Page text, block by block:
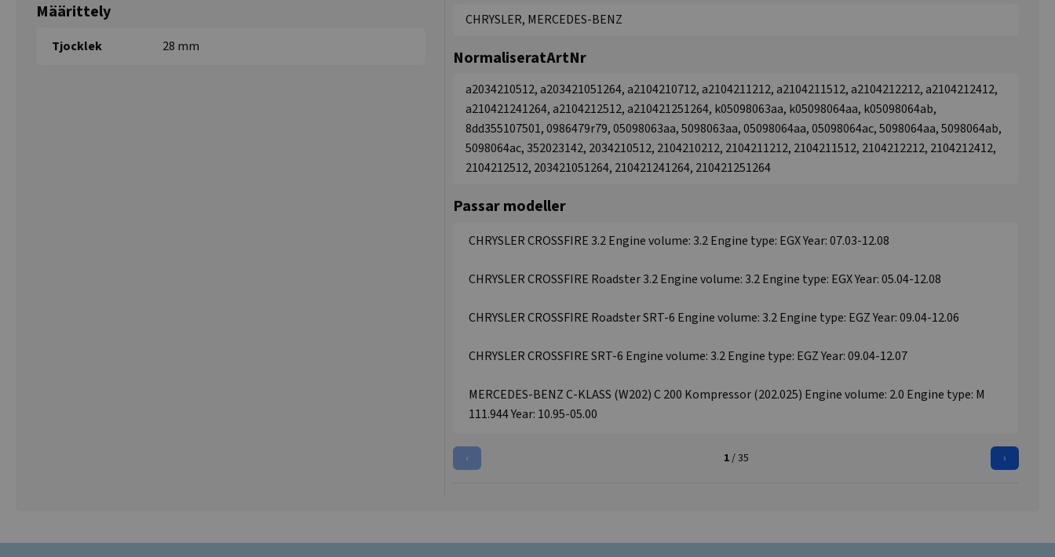
Määrittely
Tjocklek 28 mm
CHRYSLER, MERCEDES-BENZ
NormaliseratArtNr
a2034210512, a203421051264, a2104210712, a2104211212, a2104211512, a2104212212, a2104212412,
a210421241264, a2104212512, a210421251264, k05098063aa, k05098064aa, k05098064ab,
8dd355107501, 0986479r79, 05098063aa, 5098063aa, 05098064aa, 05098064ac, 5098064aa, 5098064ab,
5098064ac, 352023142, 2034210512, 2104210212, 2104211212, 2104211512, 2104212212, 2104212412,
2104212512, 203421051264, 210421241264, 210421251264
Passar modeller
CHRYSLER CROSSFIRE 3.2 Engine volume: 3.2 Engine type: EGX Year: 07.03-12.08
CHRYSLER CROSSFIRE Roadster 3.2 Engine volume: 3.2 Engine type: EGX Year: 05.04-12.08
CHRYSLER CROSSFIRE Roadster SRT-6 Engine volume: 3.2 Engine type: EGZ Year: 09.04-12.06
CHRYSLER CROSSFIRE SRT-6 Engine volume: 3.2 Engine type: EGZ Year: 09.04-12.07
MERCEDES-BENZ C-KLASS (W202) C 200 Kompressor (202.025) Engine volume: 2.0 Engine type: M
111.944 Year: 10.95-05.00
‹ 1/ 35 ›